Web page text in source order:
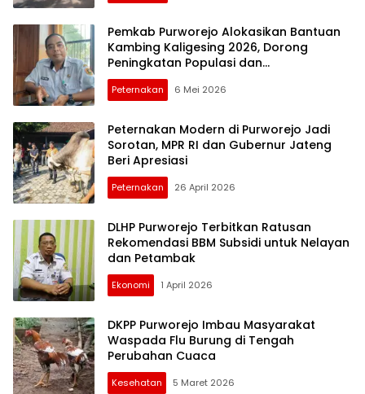
Pemkab Purworejo Alokasikan Bantuan
Kambing Kaligesing 2026, Dorong
Peningkatan Populasi dan
Kesejahteraan Peternak
Peternakan 6 Mei 2026
Peternakan Modern di Purworejo Jadi
Sorotan, MPR RI dan Gubernur Jateng
Beri Apresiasi
Peternakan 26 April 2026
DLHP Purworejo Terbitkan Ratusan
Rekomendasi BBM Subsidi untuk Nelayan
dan Petambak
Ekonomi 1 April 2026
DKPP Purworejo Imbau Masyarakat
Waspada Flu Burung di Tengah
Perubahan Cuaca
Kesehatan 5 Maret 2026